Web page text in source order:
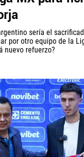
sería el
por otro equipo de la
nuevo refuerzo?